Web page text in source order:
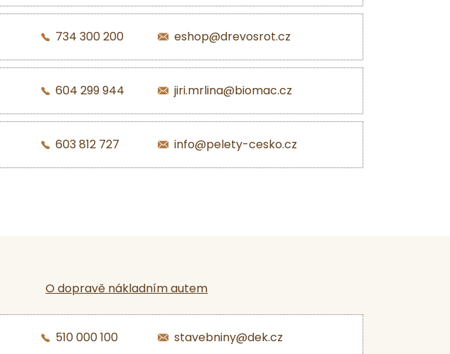
734 300 200 eshop@drevosrot.cz
604 299 944 jiri.mrlina@biomac.cz
603 812 727 info@pelety-cesko.cz
O dopravě nákladním autem
510 000 100 stavebniny@dek.cz